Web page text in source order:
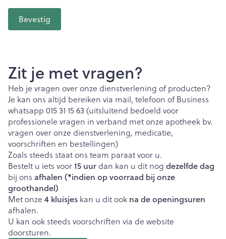
Bevestig
Zit je met vragen?
Heb je vragen over onze dienstverlening of producten?
Je kan ons altijd bereiken via mail, telefoon of Business
whatsapp 015 31 15 63 (uitsluitend bedoeld voor
professionele vragen in verband met onze apotheek bv.
vragen over onze dienstverlening, medicatie,
voorschriften en bestellingen)
Zoals steeds staat ons team paraat voor u.
Bestelt u iets voor15 uurdan kan u dit nog dezelfde dag
bij ons afhalen (*indien op voorraad bij onze
groothandel)
Met onze 4 kluisjes kan u dit ook na de openingsuren
afhalen.
U kan ook steeds voorschriften via de website
doorsturen.